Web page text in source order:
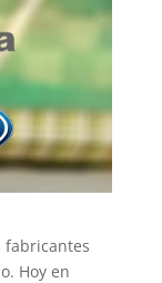
fabricantes
Hoy en